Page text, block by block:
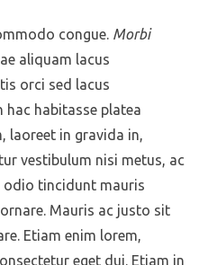
congue. Morbi
aliquam lacus
orci sed lacus
hac habitasse platea
laoreet in gravida in,
vestibulum nisi metus, ac
odio tincidunt mauris
Mauris ac justo sit
Etiam enim lorem,
eget dui. Etiam in